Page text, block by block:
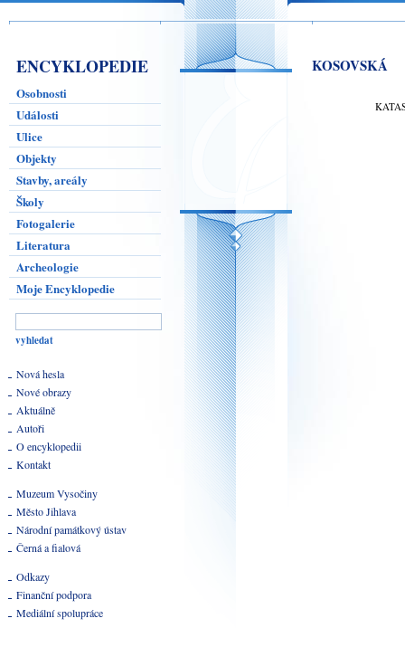
ENCYKLOPEDIE
Osobnosti
Události
Ulice
Objekty
Stavby, areály
Školy
Fotogalerie
Literatura
Archeologie
Moje Encyklopedie
Nová hesla
Nové obrazy
Aktuálně
Autoři
O encyklopedii
Kontakt
Muzeum Vysočiny
Město Jihlava
Národní památkový ústav
Černá a fialová
Odkazy
Finanční podpora
Mediální spolupráce
KOSOVSKÁ